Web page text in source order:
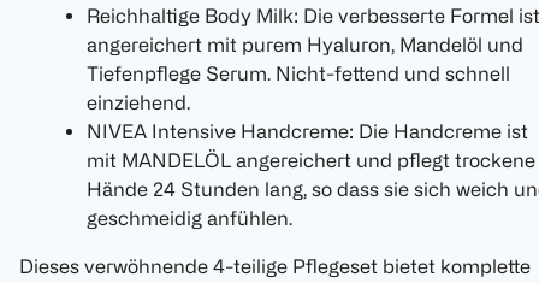
Reichhaltige Body Milk: Die verbesserte Formel ist
angereichert mit purem Hyaluron, Mandelöl und
Tiefenpflege Serum. Nicht-fettend und schnell
einziehend.
NIVEA Intensive Handcreme: Die Handcreme ist
mit MANDELÖL angereichert und pflegt trockene
Hände 24 Stunden lang, so dass sie sich weich
geschmeidig anfühlen.
Dieses verwöhnende 4-teilige Pflegeset bietet komplette